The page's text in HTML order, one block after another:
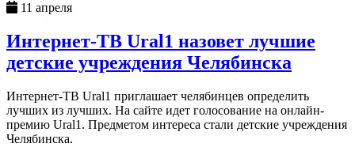
11 апреля
Интернет-ТВ Ural1 назовет лучшие
детские учреждения Челябинска
Интернет-ТВ Ural1 приглашает челябинцев определить
лучших из лучших. На сайте идет голосование на онлайн-
премию Ural1. Предметом интереса стали детские учреждения
Челябинска.